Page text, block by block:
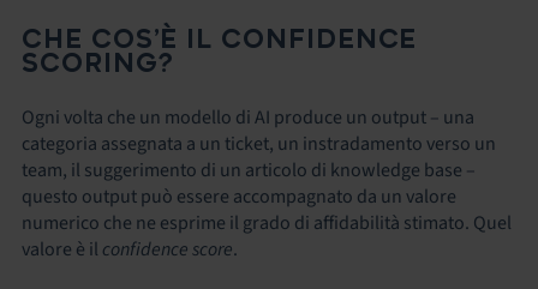
CHE COS’È IL CONFIDENCE
SCORING?
Ogni volta che un modello di AI produce un output – una
categoria assegnata a un ticket, un instradamento verso un
team, il suggerimento di un articolo di knowledge base –
questo output può essere accompagnato da un valore
numerico che ne esprime il grado di affidabilità stimato. Quel
valore è il confidence score.